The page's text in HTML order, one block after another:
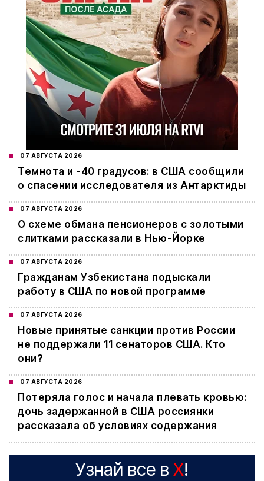
07 АВГУСТА 2026
Темнота и -40 градусов: в США сообщили
о спасении исследователя из Антарктиды
07 АВГУСТА 2026
О схеме обмана пенсионеров с золотыми
слитками рассказали в Нью-Йорке
07 АВГУСТА 2026
Гражданам Узбекистана подыскали
работу в США по новой программе
07 АВГУСТА 2026
Новые принятые санкции против России
не поддержали 11 сенаторов США. Кто
они?
07 АВГУСТА 2026
Потеряла голос и начала плевать кровью:
дочь задержанной в США россиянки
рассказала об условиях содержания
Узнай все в X!